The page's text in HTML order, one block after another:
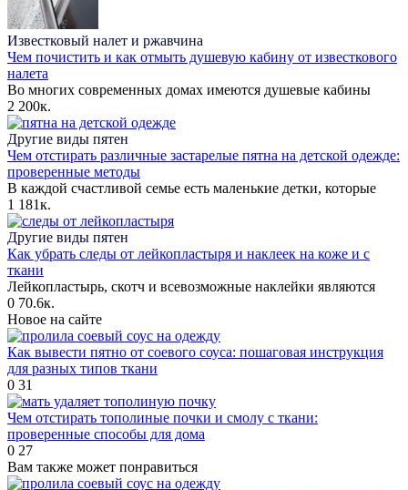
Известковый налет и ржавчина
Чем почистить и как отмыть душевую кабину от известкового
налета
Во многих современных домах имеются душевые кабины
2 200к.
Другие виды пятен
Чем отстирать различные застарелые пятна на детской одежде:
проверенные методы
В каждой счастливой семье есть маленькие детки, которые
1 181к.
Другие виды пятен
Как убрать следы от лейкопластыря и наклеек на коже и с
ткани
Лейкопластырь, скотч и всевозможные наклейки являются
0 70.6к.
Новое на сайте
Как вывести пятно от соевого соуса: пошаговая инструкция
для разных типов ткани
0 31
Чем отстирать тополиные почки и смолу с ткани:
проверенные способы для дома
0 27
Вам также может понравиться